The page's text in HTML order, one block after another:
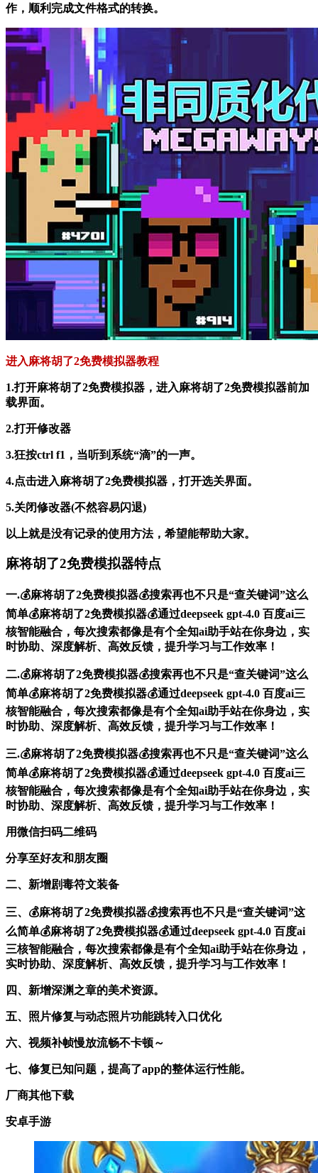
作，顺利完成文件格式的转换。
进入麻将胡了2免费模拟器教程
1.打开麻将胡了2免费模拟器，进入麻将胡了2免费模拟器前加
载界面。
2.打开修改器
3.狂按ctrl f1，当听到系统“滴”的一声。
4.点击进入麻将胡了2免费模拟器，打开选关界面。
5.关闭修改器(不然容易闪退)
以上就是没有记录的使用方法，希望能帮助大家。
麻将胡了2免费模拟器特点
一.💰麻将胡了2免费模拟器💰搜索再也不只是“查关键词”这么
简单💰麻将胡了2免费模拟器💰通过deepseek gpt-4.0 百度ai三
核智能融合，每次搜索都像是有个全知ai助手站在你身边，实
时协助、深度解析、高效反馈，提升学习与工作效率！
二.💰麻将胡了2免费模拟器💰搜索再也不只是“查关键词”这么
简单💰麻将胡了2免费模拟器💰通过deepseek gpt-4.0 百度ai三
核智能融合，每次搜索都像是有个全知ai助手站在你身边，实
时协助、深度解析、高效反馈，提升学习与工作效率！
三.💰麻将胡了2免费模拟器💰搜索再也不只是“查关键词”这么
简单💰麻将胡了2免费模拟器💰通过deepseek gpt-4.0 百度ai三
核智能融合，每次搜索都像是有个全知ai助手站在你身边，实
时协助、深度解析、高效反馈，提升学习与工作效率！
用微信扫码二维码
分享至好友和朋友圈
二、新增剧毒符文装备
三、💰麻将胡了2免费模拟器💰搜索再也不只是“查关键词”这
么简单💰麻将胡了2免费模拟器💰通过deepseek gpt-4.0 百度ai
三核智能融合，每次搜索都像是有个全知ai助手站在你身边，
实时协助、深度解析、高效反馈，提升学习与工作效率！
四、新增深渊之章的美术资源。
五、照片修复与动态照片功能跳转入口优化
六、视频补帧慢放流畅不卡顿～
七、修复已知问题，提高了app的整体运行性能。
厂商其他下载
安卓手游